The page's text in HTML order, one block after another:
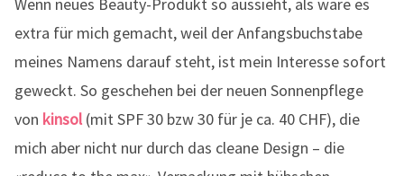
extra für mich gemacht, weil der Anfangsbuchstabe
meines Namens darauf steht, ist mein Interesse sofort
geweckt. So geschehen bei der neuen Sonnenpflege
von kinsol(mit SPF 30 bzw 30 für je ca. 40 CHF), die
mich aber nicht nur durch das cleane Design – die